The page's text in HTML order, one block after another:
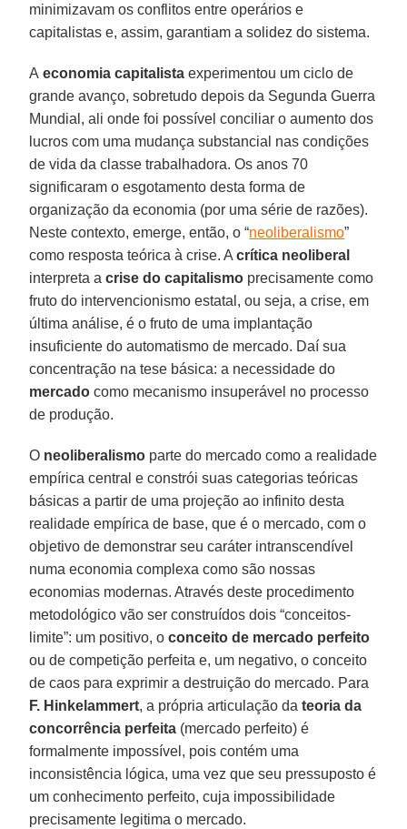
minimizavam os conflitos entre operários e
capitalistas e, assim, garantiam a solidez do sistema.
A economia capitalista experimentou um ciclo de
grande avanço, sobretudo depois da Segunda Guerra
Mundial, ali onde foi possível conciliar o aumento dos
lucros com uma mudança substancial nas condições
de vida da classe trabalhadora. Os anos 70
significaram o esgotamento desta forma de
organização da economia (por uma série de razões).
Neste contexto, emerge, então, o “neoliberalismo”
como resposta teórica à crise. Acrítica neoliberal
interpreta acrise do capitalismo precisamente como
fruto do intervencionismo estatal, ou seja, a crise, em
última análise, é o fruto de uma implantação
insuficiente do automatismo de mercado. Daí sua
concentração na tese básica: a necessidade do
mercado como mecanismo insuperável no processo
de produção.
O neoliberalismo parte do mercado como a realidade
empírica central e constrói suas categorias teóricas
básicas a partir de uma projeção ao infinito desta
realidade empírica de base, que é o mercado, com o
objetivo de demonstrar seu caráter intranscendível
numa economia complexa como são nossas
economias modernas. Através deste procedimento
metodológico vão ser construídos dois “conceitos-
limite”: um positivo, oconceito de mercado perfeito
ou de competição perfeita e, um negativo, o conceito
de caos para exprimir a destruição do mercado. Para
F. Hinkelammert, a própria articulação da teoria da
concorrência perfeita (mercado perfeito) é
formalmente impossível, pois contém uma
inconsistência lógica, uma vez que seu pressuposto é
um conhecimento perfeito, cuja impossibilidade
precisamente legitima o mercado.